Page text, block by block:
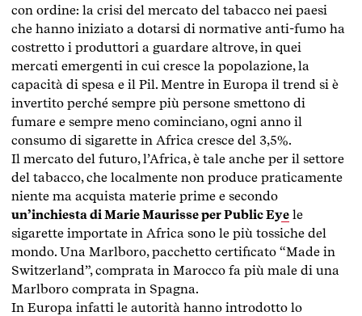
con ordine: la crisi del mercato del tabacco nei paesi
che hanno iniziato a dotarsi di normative anti-fumo ha
costretto i produttori a guardare altrove, in quei
mercati emergenti in cui cresce la popolazione, la
capacità di spesa e il Pil. Mentre in Europa il trend si è
invertito perché sempre più persone smettono di
fumare e sempre meno cominciano, ogni anno il
consumo di sigarette in Africa cresce del 3,5%.
Il mercato del futuro, l’Africa, è tale anche per il settore
del tabacco, che localmente non produce praticamente
niente ma acquista materie prime e secondo
un’inchiesta di Marie Maurisse per Public Eye le
sigarette importate in Africa sono le più tossiche del
mondo. Una Marlboro, pacchetto certificato “Made in
Switzerland”, comprata in Marocco fa più male di una
Marlboro comprata in Spagna.
In Europa infatti le autorità hanno introdotto lo